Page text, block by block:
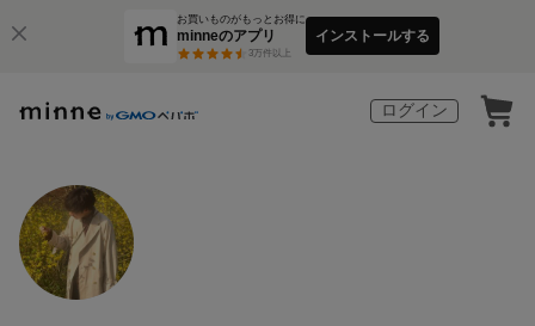
お買いものがもっとお得に
minneのアプリ
3万件以上
インストールする
ログイン